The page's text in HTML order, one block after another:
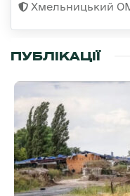
Хмельницький
ПУБЛІКАЦІЇ